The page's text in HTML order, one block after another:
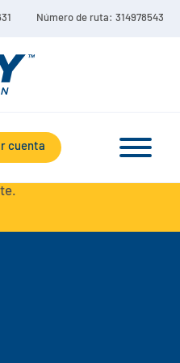
Número de ruta: 314978543
cuenta
our official phone numbers. If
or other